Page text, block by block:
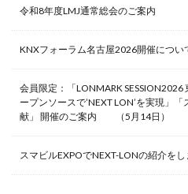
令和8年度LMJ通常総会のご案内
KNXフォーラム名古屋2026開催につ
会員限定：「LONMARK
ープンソースで’NEXT LON’を実現」
献」 開催のご案内 （5月14日）
スマビルEXPOでNEXT-LONの紹介をし